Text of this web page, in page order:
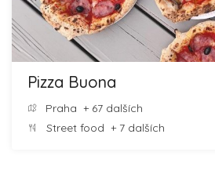
Pizza Buona
Praha + 67 dalších
Street food + 7 dalších